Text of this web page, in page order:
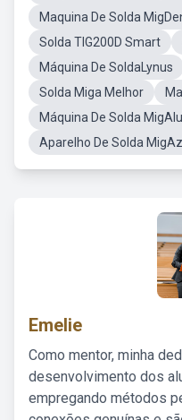
Maquina De Solda
Solda TIG200D Smart
Máquina De SoldaLynus
Solda Miga Melhor
Máquina De Solda
Aparelho De Solda
Emelie
Como mentor, minha
desenvolvimento dos
empregando métodos